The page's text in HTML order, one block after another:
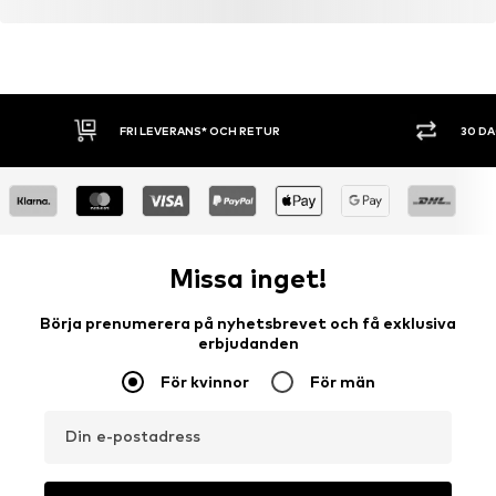
FRI LEVERANS* OCH RETUR 30
Missa inget!
Börja prenumerera på nyhetsbrevet och få exklusiva
erbjudanden
För kvinnor För män
Din e-postadress